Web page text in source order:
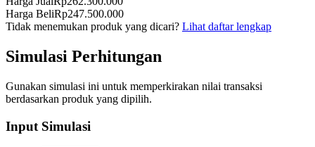
Harga BeliRp247.500.000
Tidak menemukan produk yang dicari? Lihat daftar lengkap
Simulasi Perhitungan
Gunakan simulasi ini untuk memperkirakan nilai transaksi
berdasarkan produk yang dipilih.
Input Simulasi